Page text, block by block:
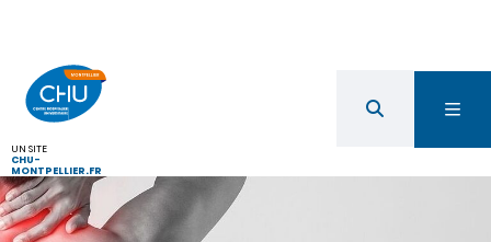
UN SITE
CHU-
MONTPELLIER.FR